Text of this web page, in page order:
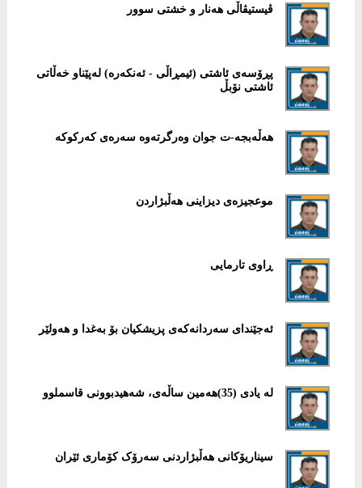
ڤیستیڤاڵی هەنار و خشتی سوور
پڕۆسەی ئاشتی (ئیمڕاڵی - ئەنكەرە) لەپێناو خەڵاتی
ئاشتی نۆبڵ
هەڵەبجە-ت جوان وەرگرتەوە سەرەی كەركوكە
موعجیزەی دیزاینی هەڵبژاردن
ڕاوى تارمايى
ئەجێندای سەردانەكەی پزیشكیان بۆ بەغدا و هەولێر
لە يادى (35)هەمين ساڵەى، شەهيدبوونى قاسملوو
سیناریۆکانی هەڵبژاردنی سەرۆک کۆماری ئێران